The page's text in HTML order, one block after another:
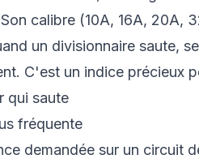
calibre (10A, 16A, 20A,
un divisionnaire saute,
C'est un indice précieux
qui saute
fréquente
demandée sur un circuit